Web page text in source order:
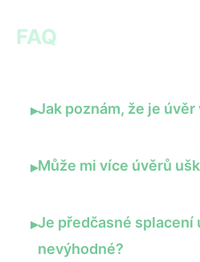
FAQ
▸Jak poznám, že je úvěr
▸Může mi více úvěrů
▸Je předčasné splacení
nevýhodné?